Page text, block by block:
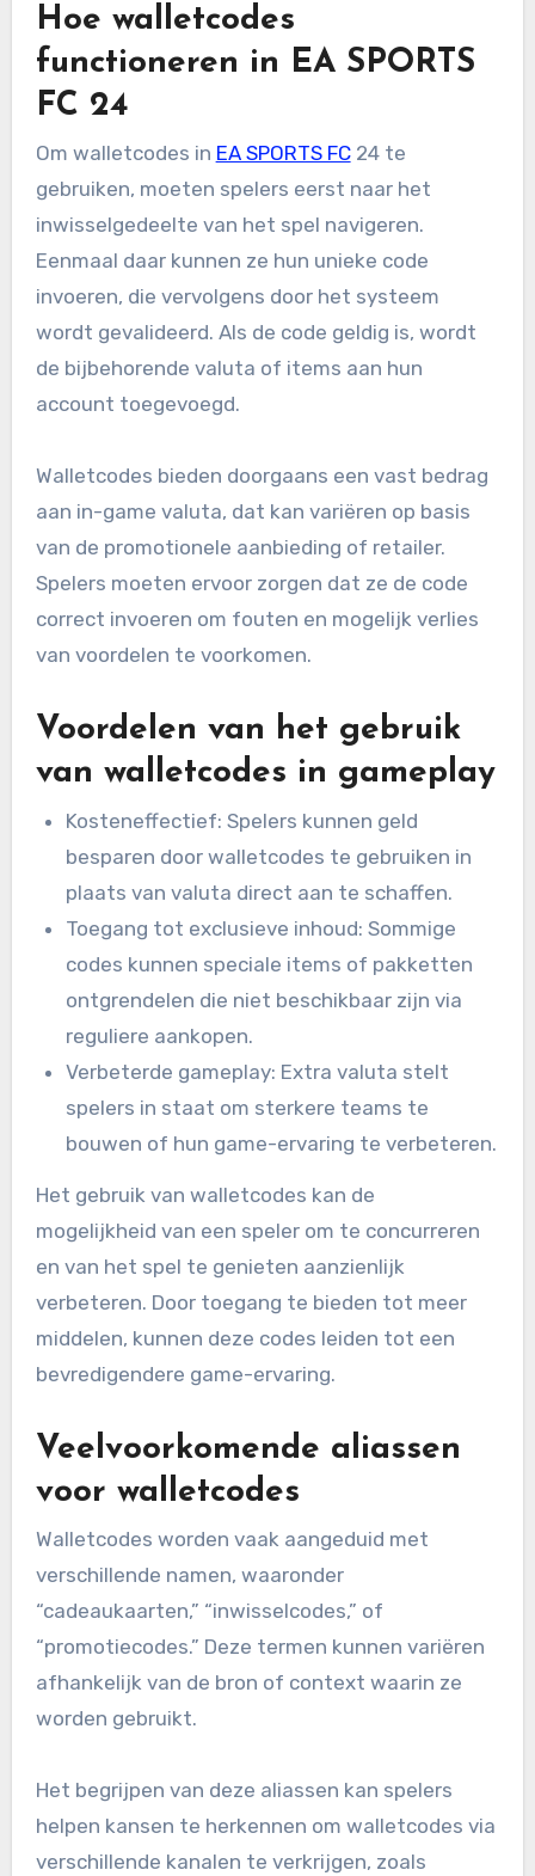
Hoe walletcodes
functioneren in EA SPORTS
FC 24
Om walletcodes in EA SPORTS FC24 te
gebruiken, moeten spelers eerst naar het
inwisselgedeelte van het spel navigeren.
Eenmaal daar kunnen ze hun unieke code
invoeren, die vervolgens door het systeem
wordt gevalideerd. Als de code geldig is, wordt
de bijbehorende valuta of items aan hun
account toegevoegd.
Walletcodes bieden doorgaans een vast bedrag
aan in-game valuta, dat kan variëren op basis
van de promotionele aanbieding of retailer.
Spelers moeten ervoor zorgen dat ze de code
correct invoeren om fouten en mogelijk verlies
van voordelen te voorkomen.
Voordelen van het gebruik
van walletcodes in gameplay
Kosteneffectief: Spelers kunnen geld
besparen door walletcodes te gebruiken in
plaats van valuta direct aan te schaffen.
Toegang tot exclusieve inhoud: Sommige
codes kunnen speciale items of pakketten
ontgrendelen die niet beschikbaar zijn via
reguliere aankopen.
Verbeterde gameplay: Extra valuta stelt
spelers in staat om sterkere teams te
bouwen of hun game-ervaring te verbeteren.
Het gebruik van walletcodes kan de
mogelijkheid van een speler om te concurreren
en van het spel te genieten aanzienlijk
verbeteren. Door toegang te bieden tot meer
middelen, kunnen deze codes leiden tot een
bevredigendere game-ervaring.
Veelvoorkomende aliassen
voor walletcodes
Walletcodes worden vaak aangeduid met
verschillende namen, waaronder
“cadeaukaarten,” “inwisselcodes,” of
“promotiecodes.” Deze termen kunnen variëren
afhankelijk van de bron of context waarin ze
worden gebruikt.
Het begrijpen van deze aliassen kan spelers
helpen kansen te herkennen om walletcodes via
verschillende kanalen te verkrijgen, zoals